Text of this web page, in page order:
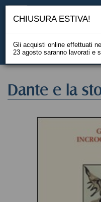
Dante e la
CHIUSURA ESTIVA!
Gli acquisti online effettuati
23 agosto saranno lavorati e